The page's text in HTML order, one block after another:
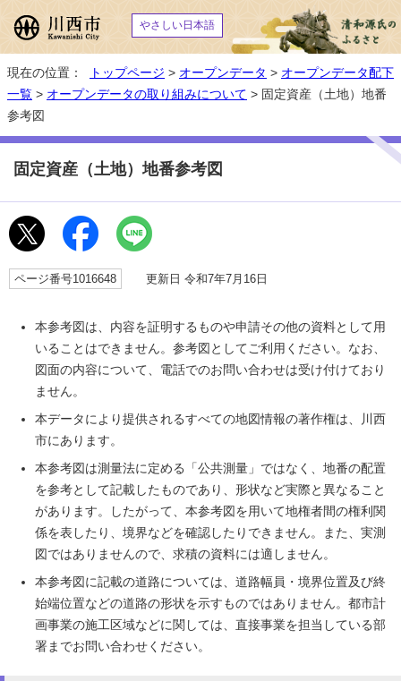
やさしい日本語
現在の位置： トップページ > オープンデータ > オープンデータ配下
一覧 > オープンデータの取り組みについて > 固定資産（土地）地番
参考図
固定資産（土地）地番参考図
ページ番号1016648 更新日 令和7年7月16日
本参考図は、内容を証明するものや申請その他の資料として用
いることはできません。参考図としてご利用ください。なお、
図面の内容について、電話でのお問い合わせは受け付けており
ません。
本データにより提供されるすべての地図情報の著作権は、川西
市にあります。
本参考図は測量法に定める「公共測量」ではなく、地番の配置
を参考として記載したものであり、形状など実際と異なること
があります。したがって、本参考図を用いて地権者間の権利関
係を表したり、境界などを確認したりできません。また、実測
図ではありませんので、求積の資料には適しません。
本参考図に記載の道路については、道路幅員・境界位置及び終
始端位置などの道路の形状を示すものではありません。都市計
画事業の施工区域などに関しては、直接事業を担当している部
署までお問い合わせください。